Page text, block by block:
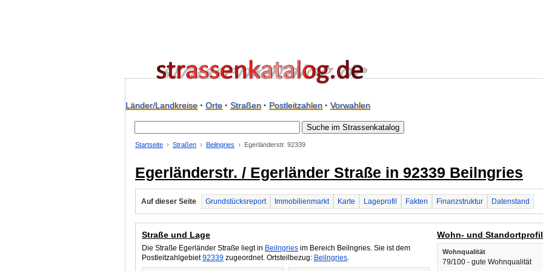
Länder/Landkreise· Orte· Straßen· Postleitzahlen· Vorwahlen
Startseite Straßen Beilngries Egerländerstr. 92339
Egerländerstr. / Egerländer Straße in 92339 Beilngries
Auf dieser Seite Grundstücksreport Immobilienmarkt Karte Lageprofil Fakten Finanzstruktur Datenstand
Straße und Lage
Die Straße Egerländer Straße liegt in Beilngries im Bereich Beilngries. Sie ist dem
Postleitzahlgebiet92339 zugeordnet. Ortsteilbezug: Beilngries.
Wohn- und Standortprofil
Wohnqualität
79/100 - gute Wohnqualität